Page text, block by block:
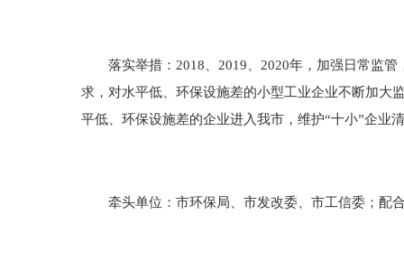
落实举措：2018、2019、2020年，加强日常监管
求，对水平低、环保设施差的小型工业企业不断加大
平低、环保设施差的企业进入我市，维护“十小”企业
牵头单位：市环保局、市发改委、市工信委；配